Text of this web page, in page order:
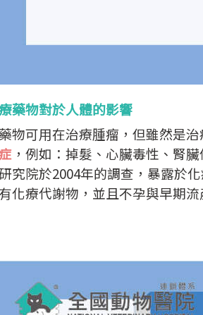
藥物對於人體的影響
物可用在治療腫瘤，但雖然是治
，例如：掉髮、心臟毒性、腎
究院於2004年的調查，暴露於
化療代謝物，並且不孕與早期